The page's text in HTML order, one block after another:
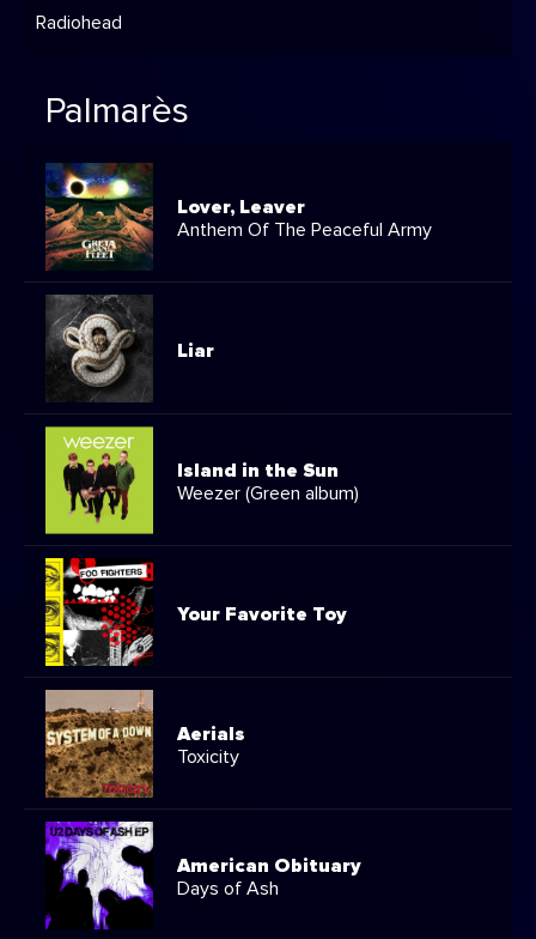
Radiohead
Palmarès
Lover, Leaver
Anthem Of The Peaceful Army
Liar
Island in the Sun
Weezer (Green album)
Your Favorite Toy
Aerials
Toxicity
American Obituary
Days of Ash